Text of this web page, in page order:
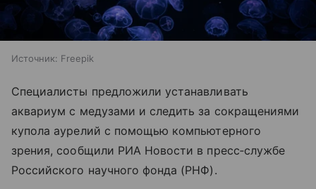
Источник: Freepik
Специалисты предложили устанавливать
аквариум с медузами и следить за сокращениями
купола аурелий с помощью компьютерного
зрения, сообщили РИА Новости в пресс‑службе
Российского научного фонда (РНФ).